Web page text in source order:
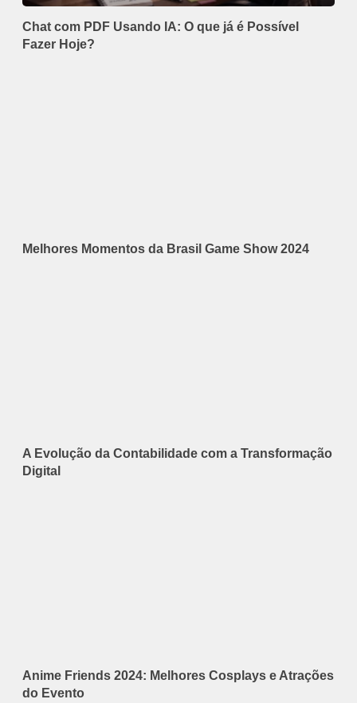
Chat com PDF Usando IA: O que já é Possível
Fazer Hoje?
Melhores Momentos da Brasil Game Show 2024
A Evolução da Contabilidade com a Transformação
Digital
Anime Friends 2024: Melhores Cosplays e Atrações
do Evento